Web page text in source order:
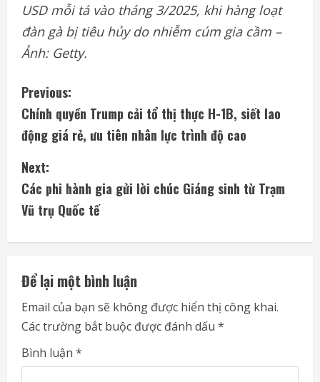
USD mỗi tá vào tháng 3/2025, khi hàng loạt
đàn gà bị tiêu hủy do nhiễm cúm gia cầm –
Ảnh: Getty.
C
o
n
t
i
n
u
e
R
e
Previous:
Chính quyền Trump cải tổ thị thực H-1B, siết lao
động giá rẻ, ưu tiên nhân lực trình độ cao
Next:
Các phi hành gia gửi lời chúc Giáng sinh từ Trạm
Vũ trụ Quốc tế
Để lại một bình luận
Email của bạn sẽ không được hiển thị công khai.
Các trường bắt buộc được đánh dấu *
Bình luận *